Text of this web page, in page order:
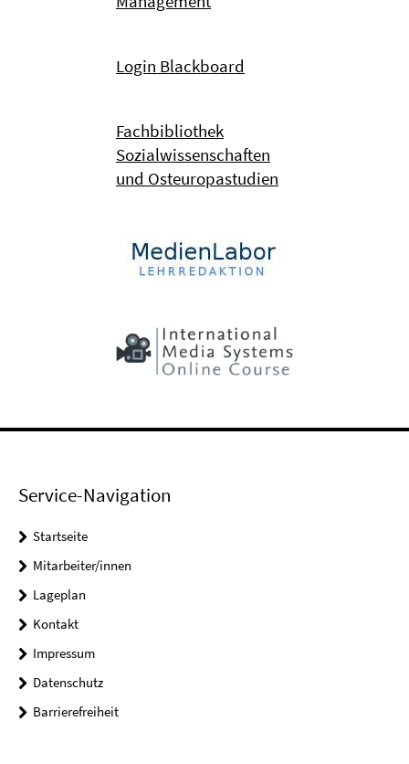
Login Blackboard
Fachbibliothek
Sozialwissenschaften
und Osteuropastudien
Service-Navigation
Startseite
Mitarbeiter/innen
Lageplan
Kontakt
Impressum
Datenschutz
Barrierefreiheit